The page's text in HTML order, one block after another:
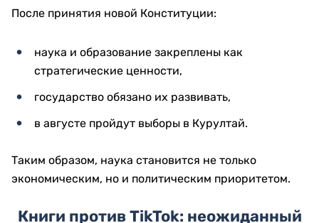
После принятия новой Конституции:
наука и образование закреплены как
стратегические ценности,
государство обязано их развивать,
в августе пройдут выборы в Курултай.
Таким образом, наука становится не только
экономическим, но и политическим приоритетом.
Книги против TikTok: неожиданный